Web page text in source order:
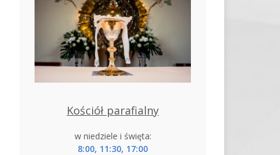
Kościół parafialny
w niedziele i święta:
8:00, 11:30, 17:00